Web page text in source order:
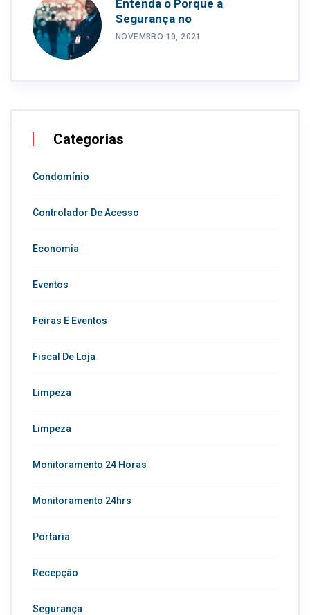
Entenda o Porque a
Segurança no
NOVEMBRO 10, 2021
Categorias
Condomínio
Controlador De Acesso
Economia
Eventos
Feiras E Eventos
Fiscal De Loja
Limpeza
Limpeza
Monitoramento 24 Horas
Monitoramento 24hrs
Portaria
Recepção
Segurança